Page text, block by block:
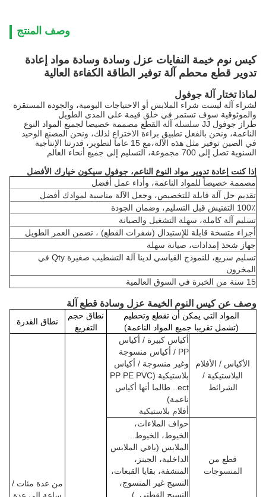
وصف المنتج
كيس نوم خيمة النفايات عزل وسادة وسادة مواد إعادة
تدوير قطع محطم آلة توفير الطاقة الكفاءة العالية
لماذا تختار آلة جوفول
لشراء آلة ليست شراء الملابس أو الاحتياجات اليومية، والجودة المستقرة
والموثوقية سوف تستمر في خلق قيمة على المدى الطويل
طراز جوفول JJ سلسلة آلة القطع مصممة خصيصا لجميع المواد النوع
الناعمة، ونحن بالفعل تطبيق براءة الاختراع لذلك، ونحن المصنع الوحيد
في الصين توفير مثل هذه الآلة،مع 15 عاما لتطوير، قدرتنا الإنتاجية
السنوية تصل إلى 700 مجموعة، التسليم إلى جميع أنحاء العالم
إذا كنت إعادة تدوير مواد النوع الناعم، جوفول سيكون خيارك الأفضل
مصممة خصيصاً للمواد الناعمة، وأداء عمل أفضل
تقديم حل آلة قابلة للتخصيص، وجعل الآلة مناسبة لموادك أفضل
100٪ التفتيش قبل التسليم، وضمان الجودة
تسليم آلة كاملة، سهلة التشغيل والصيانة
أجزاء متسخة قابلة للإستبدال (شفرات القطع) ، تضمن العمر الطويل
جهاز شحذ إمدادات، صيانة سهلة
تسليم سريع، للنموذج القياسي لدينا آلة التشطيب صغيرة Qty في
المخزون
15 سنة من الخبرة في السوق العالمية
وصف عن كيس النوم الخيمة عزل وسادة قطع آلة
المواد التي يمكن أن تقطع وتحطيم
(تشمل تقريبا جميع المواد الناعمة)
نطاق حجم
التفريغ
نطاق القدرة
الأكياس / الأفلام
البلاستيكية /
الشرائط
أكياس كبيرة / أكياس
PP / أكياس منسوجة
وغير منسوجة / أكياس
بلاستيكية (PP PE PVC
ect.. طالما أنها أكياس
ناعمة)
أفلام بلاستيكية
من عدة مئات /
قطع من
المنسوجات
حواف الملاءات،
الخيوط، الخيوط..
الملابس (باقي الملابس
الداخلية، الجينز،
المنشفة، بقايا القبعات،
النسيج غير المنسوج،
النسيج القطني..)